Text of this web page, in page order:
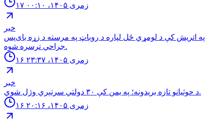
۱۷ زمری ۱۴۰۵، ۰۰:۱۰
خبر
په اتریش کې د لومړي ځل لپاره د روباټ په مرسته د زړه بای‌پس
جراحي ترسره شوه.
۱۶ زمری ۱۴۰۵، ۲۳:۳۷
خبر
د حوثيانو تازه بريدونه؛ په يمن كې ٣٠ دولتي سرتېري وژل شوي.
۱۶ زمری ۱۴۰۵، ۲۰:۱۶